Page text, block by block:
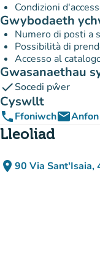
Condizioni
Gwybodaeth
Numero di posti a
Possibilità di
Accesso al
Gwasanaethau
checkSocedi pŵer
Cyswllt
phoneFfoniwchemail
Lleoliad
place 90 Via Sant'Isaia,